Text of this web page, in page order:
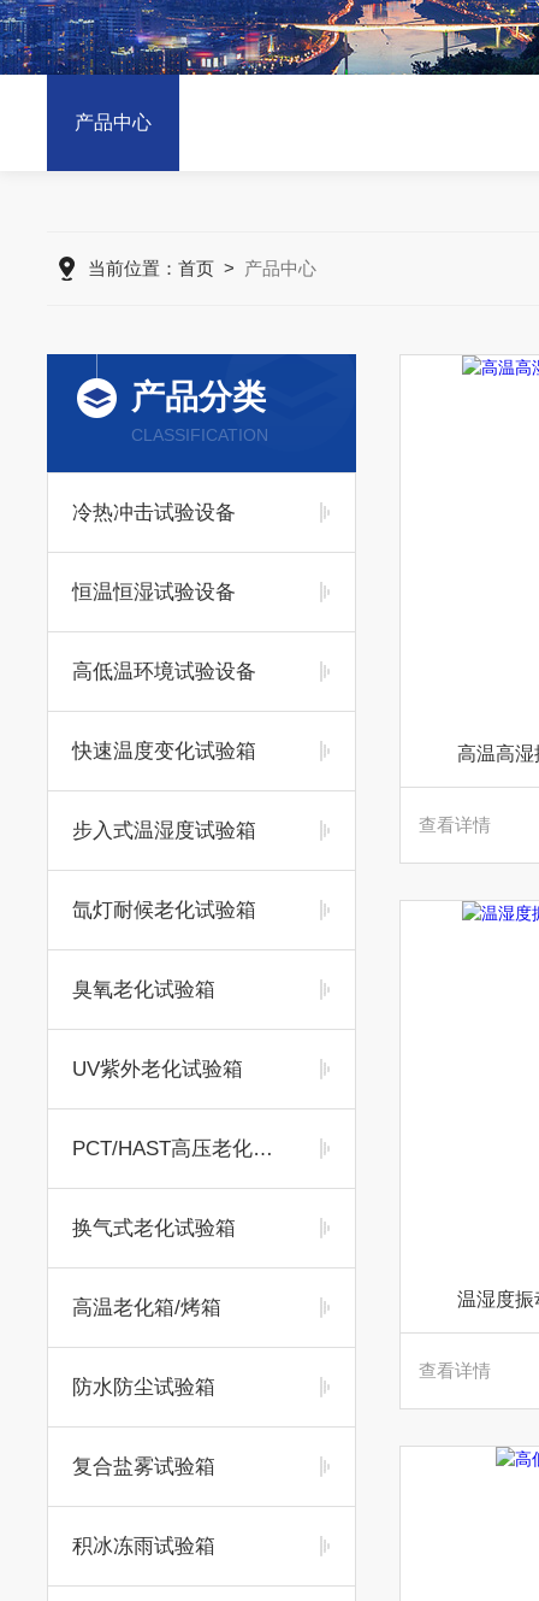
产品中心
当前位置： 首页 > 产品中心
产品分类
CLASSIFICATION
冷热冲击试验设备
恒温恒湿试验设备
高低温环境试验设备
快速温度变化试验箱
步入式温湿度试验箱
氙灯耐候老化试验箱
臭氧老化试验箱
UV紫外老化试验箱
PCT/HAST高压老化试验箱
换气式老化试验箱
高温老化箱/烤箱
防水防尘试验箱
复合盐雾试验箱
积冰冻雨试验箱
高温高
查看详情
温湿度
查看详情